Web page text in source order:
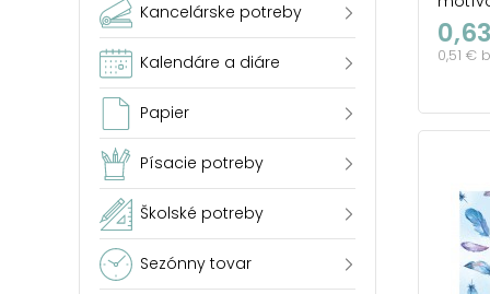
Kancelárske potreby
Kalendáre a diáre
Papier
Písacie potreby
Školské potreby
Sezónny tovar
0,51 €